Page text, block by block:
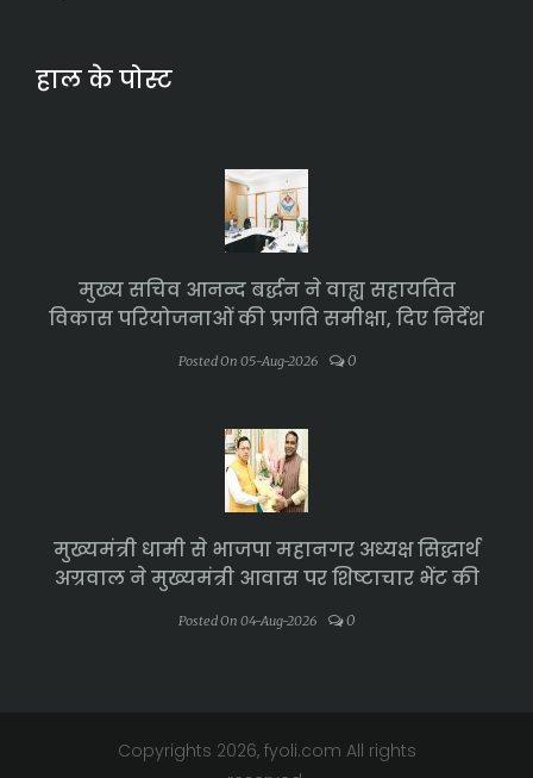
हाल के पोस्ट
मुख्य सचिव आनन्द बर्द्धन ने वाह्य सहायतित
विकास परियोजनाओं की प्रगति समीक्षा, दिए निर्देश
Posted On 05-Aug-2026 0
मुख्यमंत्री धामी से भाजपा महानगर अध्यक्ष सिद्धार्थ
अग्रवाल ने मुख्यमंत्री आवास पर शिष्टाचार भेंट की
Posted On 04-Aug-2026 0
Copyrights 2026, fyoli.com All rights